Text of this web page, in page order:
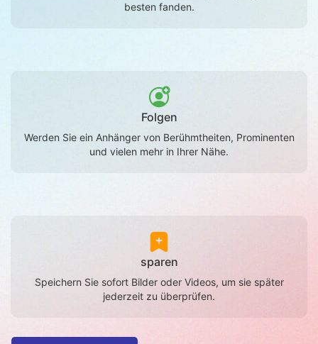
besten fanden.
Folgen
Werden Sie ein Anhänger von Berühmtheiten, Prominenten
und vielen mehr in Ihrer Nähe.
sparen
Speichern Sie sofort Bilder oder Videos, um sie später
jederzeit zu überprüfen.